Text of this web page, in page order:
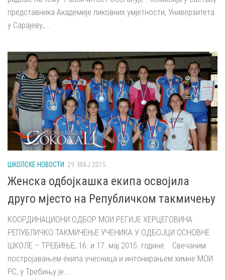
представника Академије ликовних умјетности, Универзитета
у Сарајеву,...
ШКОЛСКЕ НОВОСТИ 29. МАЈ 2015.
Женска одбојкашка екипа освојила
друго мјесто на Републичком такмичењу
КООРДИНАЦИОНИ ОДБОР МОИ РЕГИЈЕ ХЕРЦЕГОВИНА
РЕПУБЛИЧКО ТАКМИЧЕЊЕ УЧЕНИКА У ОДБОЈЦИ ОСНОВНЕ
ШКОЛЕ – ТРЕБИЊЕ, 16. и 17. мај 2015. године. Свечаним
постројавањем екипа учесница и интонирањем химне МОИ
РС, у Требињу је...